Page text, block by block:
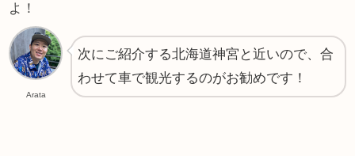
よ！
Arata
次にご紹介する北海道神宮と近いので、合
わせて車で観光するのがお勧めです！